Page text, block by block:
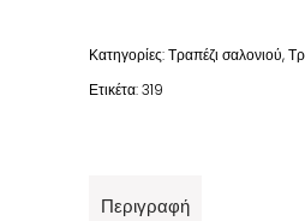
Κατηγορίες:Τραπέζι σαλονιού,
Ετικέτα:319
Περιγραφή